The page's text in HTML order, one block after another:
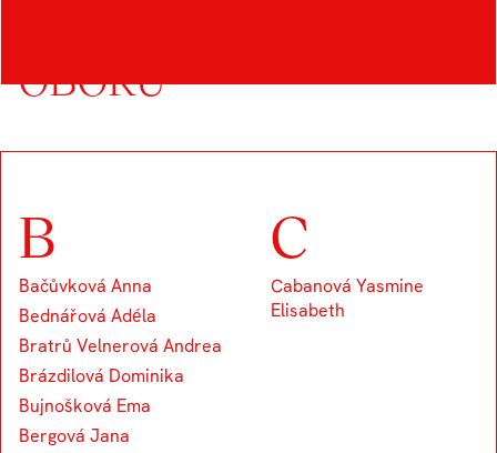
OBORU
B
Bačůvková Anna
Bednářová Adéla
Bratrů Velnerová Andrea
Brázdilová Dominika
Bujnošková Ema
Bergová Jana
C
Cabanová Yasmine
Elisabeth